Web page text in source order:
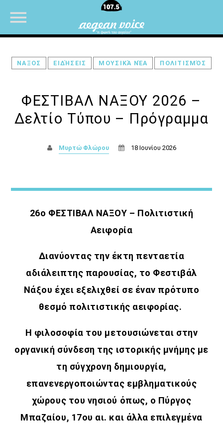
ΜΟΥΣΙΚΗ
ΝΑΞΟΣ ΕΙΔΉΣΕΙΣ ΜΟΥΣΙΚΆ ΝΈΑ ΠΟΛΙΤΙΣΜΌΣ
ΦΕΣΤΙΒΑΛ ΝΑΞΟΥ 2026 –
Δελτίο Τύπου – Πρόγραμμα
Μυρτώ Φλώρου 18 Ιουνίου 2026
26ο ΦΕΣΤΙΒΑΛ ΝΑΞΟΥ – Πολιτιστική
Αειφορία
Διανύοντας την έκτη πενταετία
αδιάλειπτης παρουσίας, το Φεστιβάλ
Νάξου έχει εξελιχθεί σε έναν πρότυπο
θεσμό πολιτιστικής αειφορίας.
Η φιλοσοφία του μετουσιώνεται στην
οργανική σύνδεση της ιστορικής μνήμης με
τη σύγχρονη δημιουργία,
επανενεργοποιώντας εμβληματικούς
χώρους του νησιού όπως, ο Πύργος
Μπαζαίου, 17ου αι. και άλλα επιλεγμένα